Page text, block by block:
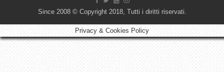
Since 2008 © Copyright 2018, Tutti i diritti riservati.
Privacy & Cookies Policy